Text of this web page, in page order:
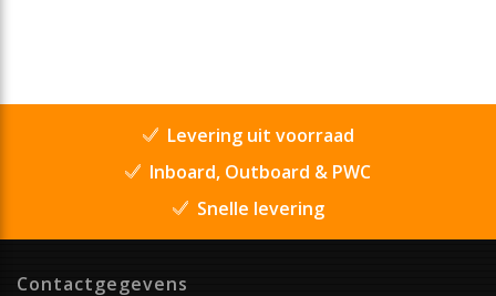
Levering uit voorraad
Inboard, Outboard & PWC
Snelle levering
Contactgegevens